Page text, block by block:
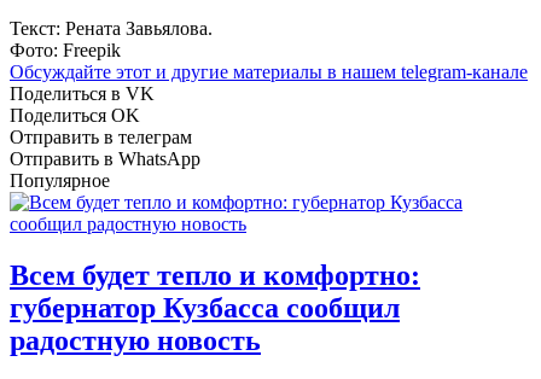
Текст: Рената Завьялова.
Фото: Freepik
Обсуждайте этот и другие материалы в нашем telegram-канале
Поделиться в VK
Поделиться OK
Отправить в телеграм
Отправить в WhatsApp
Популярное
Всем будет тепло и комфортно:
губернатор Кузбасса сообщил
радостную новость